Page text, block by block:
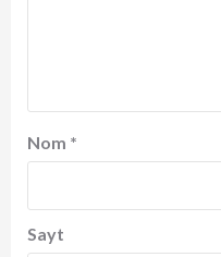
Nom *
Sayt